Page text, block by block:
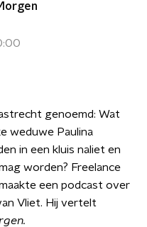
genoemd: Wat
weduwe Paulina
in een kluis naliet en
worden? Freelance
een podcast over
Vliet. Hij vertelt